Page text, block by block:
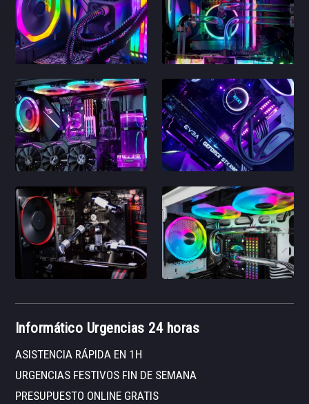
Informático Urgencias 24 horas
ASISTENCIA RÁPIDA EN 1H
URGENCIAS FESTIVOS FIN DE SEMANA
PRESUPUESTO ONLINE GRATIS